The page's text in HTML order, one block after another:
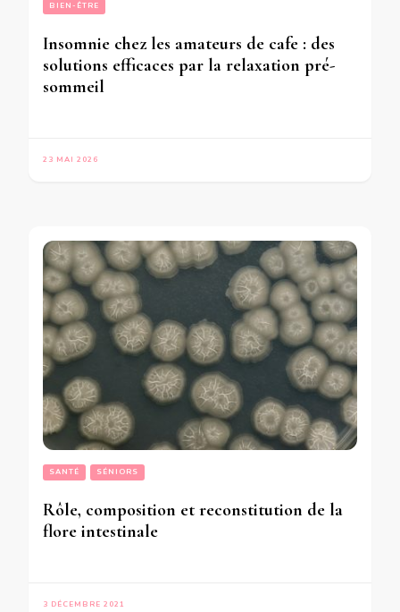
BIEN-ÊTRE
Insomnie chez les amateurs de cafe : des
solutions efficaces par la relaxation pré-
sommeil
23 MAI 2026
SANTÉ SÉNIORS
Rôle, composition et reconstitution de la
flore intestinale
3 DÉCEMBRE 2021